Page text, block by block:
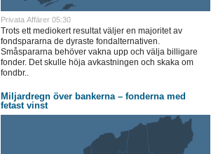
Privata Affärer 05:30
Trots ett mediokert resultat väljer en majoritet av
fondspararna de dyraste fondalternativen.
Småspararna behöver vakna upp och välja billigare
fonder. Det skulle höja avkastningen och skaka om
fondbr..
Miljardregn över bankerna – fonderna med
fetast vinst